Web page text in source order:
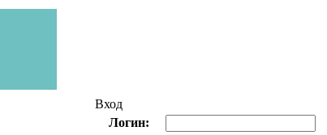
Вход
Логин: